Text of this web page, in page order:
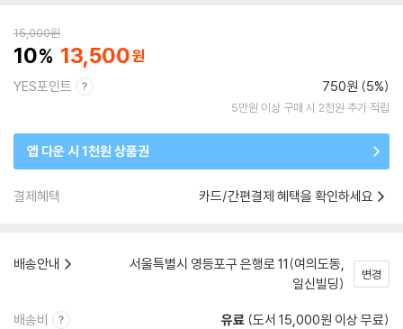
15,000원
10 13,500
YES포인트 750원 (5%)
5만원 이상 구매 시 2천원 추가 적립
앱 다운 시 1천원 상품권
결제혜택 카드/간편결제 혜택을 확인하세요
배송안내
서울특별시 영등포구 은행로 11(여의도동,
일신빌딩)
변경
배송비 유료 (도서 15,000원 이상 무료)